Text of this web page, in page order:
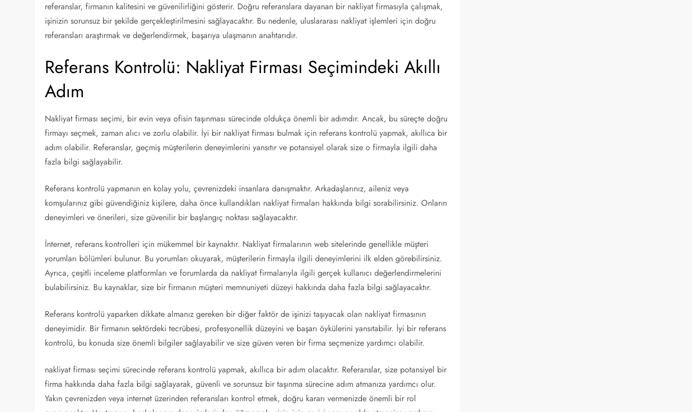
referanslar, firmanın kalitesini ve güvenilirliğini gösterir. Doğru referanslara dayanan bir nakliyat firmasıyla çalışmak,
işinizin sorunsuz bir şekilde gerçekleştirilmesini sağlayacaktır. Bu nedenle, uluslararası nakliyat işlemleri için doğru
referansları araştırmak ve değerlendirmek, başarıya ulaşmanın anahtarıdır.
Referans Kontrolü: Nakliyat Firması Seçimindeki Akıllı
Adım
Nakliyat firması seçimi, bir evin veya ofisin taşınması sürecinde oldukça önemli bir adımdır. Ancak, bu süreçte doğru
firmayı seçmek, zaman alıcı ve zorlu olabilir. İyi bir nakliyat firması bulmak için referans kontrolü yapmak, akıllıca bir
adım olabilir. Referanslar, geçmiş müşterilerin deneyimlerini yansıtır ve potansiyel olarak size o firmayla ilgili daha
fazla bilgi sağlayabilir.
Referans kontrolü yapmanın en kolay yolu, çevrenizdeki insanlara danışmaktır. Arkadaşlarınız, aileniz veya
komşularınız gibi güvendiğiniz kişilere, daha önce kullandıkları nakliyat firmaları hakkında bilgi sorabilirsiniz. Onların
deneyimleri ve önerileri, size güvenilir bir başlangıç noktası sağlayacaktır.
İnternet, referans kontrolleri için mükemmel bir kaynaktır. Nakliyat firmalarının web sitelerinde genellikle müşteri
yorumları bölümleri bulunur. Bu yorumları okuyarak, müşterilerin firmayla ilgili deneyimlerini ilk elden görebilirsiniz.
Ayrıca, çeşitli inceleme platformları ve forumlarda da nakliyat firmalarıyla ilgili gerçek kullanıcı değerlendirmelerini
bulabilirsiniz. Bu kaynaklar, size bir firmanın müşteri memnuniyeti düzeyi hakkında daha fazla bilgi sağlayacaktır.
Referans kontrolü yaparken dikkate almanız gereken bir diğer faktör de işinizi taşıyacak olan nakliyat firmasının
deneyimidir. Bir firmanın sektördeki tecrübesi, profesyonellik düzeyini ve başarı öykülerini yansıtabilir. İyi bir referans
kontrolü, bu konuda size önemli bilgiler sağlayabilir ve size güven veren bir firma seçmenize yardımcı olabilir.
nakliyat firması seçimi sürecinde referans kontrolü yapmak, akıllıca bir adım olacaktır. Referanslar, size potansiyel bir
firma hakkında daha fazla bilgi sağlayarak, güvenli ve sorunsuz bir taşınma sürecine adım atmanıza yardımcı olur.
Yakın çevrenizden veya internet üzerinden referansları kontrol etmek, doğru kararı vermenizde önemli bir rol